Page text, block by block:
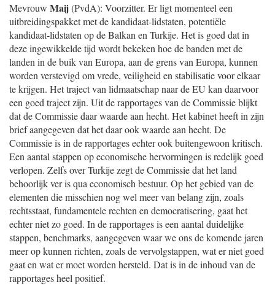
Mevrouw Maij(PvdA): Voorzitter. Er ligt momenteel een
uitbreidingspakket met de kandidaat-lidstaten, potentiële
kandidaat-lidstaten op de Balkan en Turkije. Het is goed dat in
deze ingewikkelde tijd wordt bekeken hoe de banden met de
landen in de buik van Europa, aan de grens van Europa, kunnen
worden verstevigd om vrede, veiligheid en stabilisatie voor elkaar
te krijgen. Het traject van lidmaatschap naar de EU kan daarvoor
een goed traject zijn. Uit de rapportages van de Commissie blijkt
dat de Commissie daar waarde aan hecht. Het kabinet heeft in zijn
brief aangegeven dat het daar ook waarde aan hecht. De
Commissie is in de rapportages echter ook buitengewoon kritisch.
Een aantal stappen op economische hervormingen is redelijk goed
verlopen. Zelfs over Turkije zegt de Commissie dat het land
behoorlijk ver is qua economisch bestuur. Op het gebied van de
elementen die misschien nog wel meer van belang zijn, zoals
rechtsstaat, fundamentele rechten en democratisering, gaat het
echter niet zo goed. In de rapportages is een aantal duidelijke
stappen, benchmarks, aangegeven waar we ons de komende jaren
meer op kunnen richten, zoals de vervolgstappen, wat er niet goed
gaat en wat er moet worden hersteld. Dat is in de inhoud van de
rapportages heel positief.